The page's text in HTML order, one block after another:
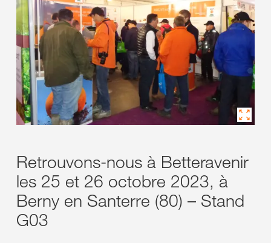
Retrouvons-nous à Betteravenir
les 25 et 26 octobre 2023, à
Berny en Santerre (80) – Stand
G03